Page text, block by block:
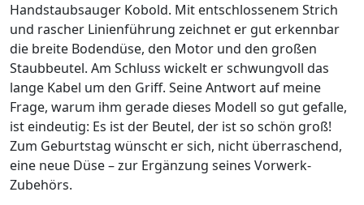
Handstaubsauger Kobold. Mit entschlossenem Strich
und rascher Linienführung zeichnet er gut erkennbar
die breite Bodendüse, den Motor und den großen
Staubbeutel. Am Schluss wickelt er schwungvoll das
lange Kabel um den Griff. Seine Antwort auf meine
Frage, warum ihm gerade dieses Modell so gut gefalle,
ist eindeutig: Es ist der Beutel, der ist so schön groß!
Zum Geburtstag wünscht er sich, nicht überraschend,
eine neue Düse – zur Ergänzung seines Vorwerk-
Zubehörs.